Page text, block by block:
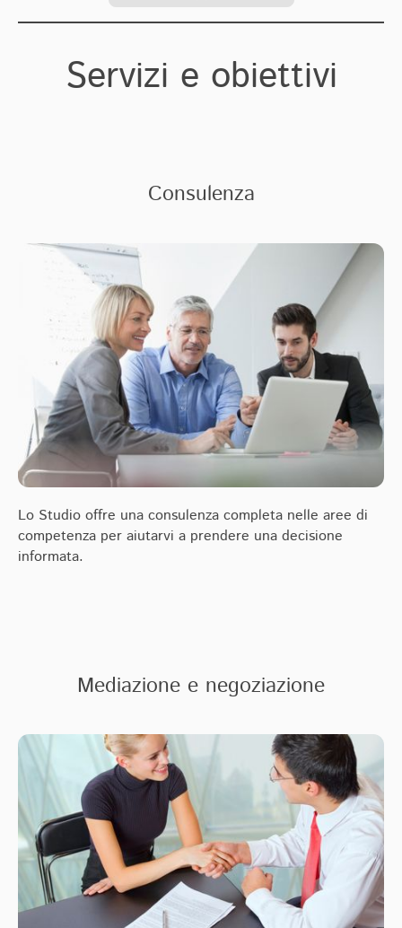
Servizi e obiettivi
Consulenza
Lo Studio offre una consulenza completa nelle aree di
competenza per aiutarvi a prendere una decisione
informata.
Mediazione e negoziazione